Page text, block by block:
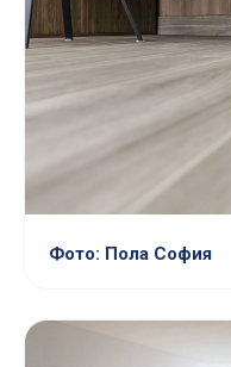
Фото: Пола София